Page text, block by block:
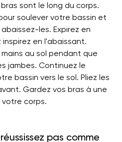
sont le long du corps.
soulever votre bassin et
les. Expirez en
en l'abaissant.
au sol pendant que
jambes. Continuez le
bassin vers le sol. Pliez les
Gardez vos bras à une
corps.
pas comme